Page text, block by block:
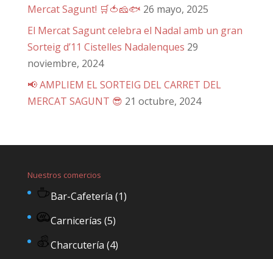
Mercat Sagunt! 🛒🍅🧀🐟 26 mayo, 2025
El Mercat Sagunt celebra el Nadal amb un gran
Sorteig d’11 Cistelles Nadalenques 29
noviembre, 2024
📢 AMPLIEM EL SORTEIG DEL CARRET DEL
MERCAT SAGUNT 😎 21 octubre, 2024
Nuestros comercios
Bar-Cafetería (1)
Carnicerías (5)
Charcutería (4)